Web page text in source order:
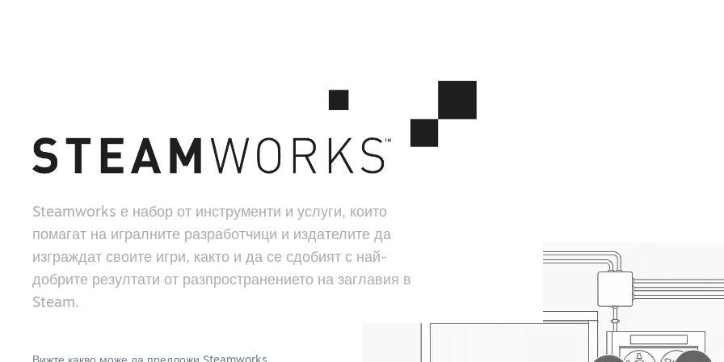
Steamworks е набор от инструменти и услуги, които
помагат на игралните разработчици и издателите да
изграждат своите игри, както и да се сдобият с най-
добрите резултати от разпространението на заглавия в
Steam.
Вижте какво може да предложи Steamworks